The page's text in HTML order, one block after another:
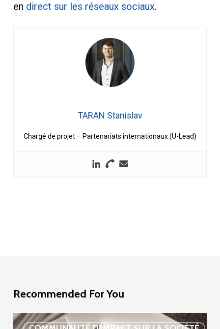
en direct sur les réseaux sociaux.
TARAN Stanislav
Chargé de projet – Partenariats internationaux (U-Lead)
Recommended For You
Étude